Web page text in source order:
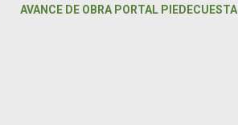
AVANCE DE OBRA PORTAL PIEDECUESTA